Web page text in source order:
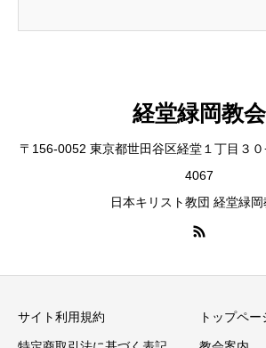
経堂緑岡教会
〒156-0052 東京都世田谷区経堂１丁目３
4067
日本キリスト教団 経堂緑
サイト利用規約 トップペー